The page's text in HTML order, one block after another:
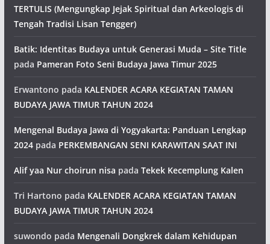
TERTULIS (Mengungkap Jejak Spiritual dan Arkeologis di
Tengah Tradisi Lisan Tengger)
Batik: Identitas Budaya untuk Generasi Muda – Site Title
pada Pameran Foto Seni Budaya Jawa Timur 2025
Erwantono pada KALENDER ACARA KEGIATAN TAMAN
BUDAYA JAWA TIMUR TAHUN 2024
Mengenal Budaya Jawa di Yogyakarta: Panduan Lengkap
2024pada PERKEMBANGAN SENI KARAWITAN SAAT INI
Alif yaa Nur choirun nisa pada Tekek Kecemplung Kalen
Tri Hartono pada KALENDER ACARA KEGIATAN TAMAN
BUDAYA JAWA TIMUR TAHUN 2024
suwondo pada Mengenali Dongkrek dalam Kehidupan